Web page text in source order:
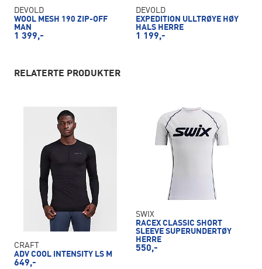
DEVOLD
WOOL MESH 190 ZIP-OFF
MAN
1 399,-
DEVOLD
EXPEDITION ULLTRØYE HØY
HALS HERRE
1 199,-
RELATERTE PRODUKTER
CRAFT
ADV COOL INTENSITY LS M
649,-
SWIX
RACEX CLASSIC SHORT
SLEEVE SUPERUNDERTØY
HERRE
550,-